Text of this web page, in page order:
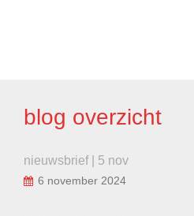
blog overzicht
nieuwsbrief | 5 nov
6 november 2024